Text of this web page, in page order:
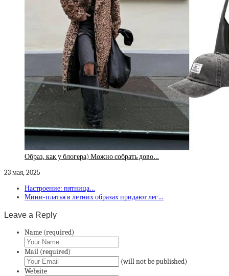
Образ, как у блогера) Можно собрать дово…
23 мая, 2025
Настроение: пятница…
Мини-платья в летних образах придают лег…
Leave a Reply
Name (required)
Mail (required)
(will not be published)
Website